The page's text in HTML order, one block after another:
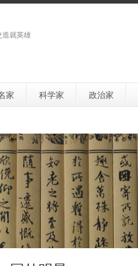
就英雄
家 科学家 政治家